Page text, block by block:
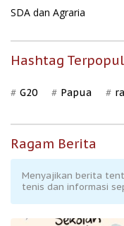
SDA dan Agraria
Hashtag
G20 Papua
Ragam Berita
Menyajikan berita
tenis dan informasi